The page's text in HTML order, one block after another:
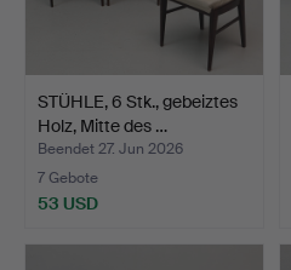
STÜHLE, 6 Stk., gebeiztes
Holz, Mitte des …
Beendet 27. Jun 2026
7 Gebote
53 USD